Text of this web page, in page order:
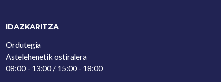
IDAZKARITZA
Ordutegia
Astelehenetik ostiralera
08:00 - 13:00 / 15:00 - 18:00